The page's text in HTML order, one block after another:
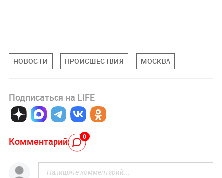
НОВОСТИ ПРОИСШЕСТВИЯ МОСКВА
Подписаться на LIFE
Комментарий 0